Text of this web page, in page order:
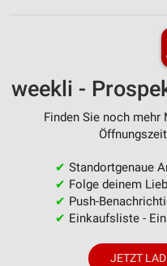
weekli -
Finden Sie noch mehr
✔ Standortgenaue
✔ Folge deinem
✔ Push-
✔ Einkaufsliste -
JETZT